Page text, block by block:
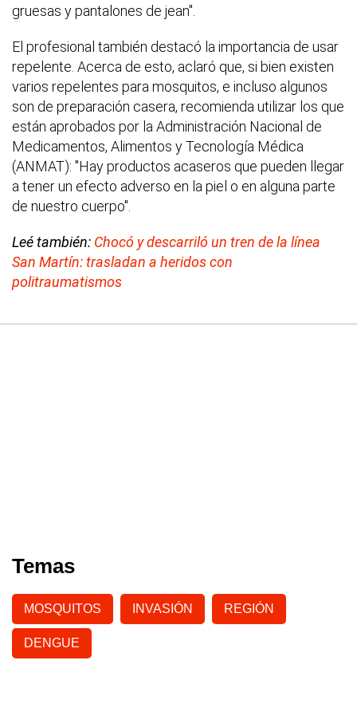
gruesas y pantalones de jean".
El profesional también destacó la importancia de usar
repelente. Acerca de esto, aclaró que, si bien existen
varios repelentes para mosquitos, e incluso algunos
son de preparación casera, recomienda utilizar los que
están aprobados por la Administración Nacional de
Medicamentos, Alimentos y Tecnología Médica
(ANMAT): "Hay productos acaseros que pueden llegar
a tener un efecto adverso en la piel o en alguna parte
de nuestro cuerpo".
Leé también: Chocó y descarriló un tren de la línea
San Martín: trasladan a heridos con
politraumatismos
Temas
MOSQUITOS INVASIÓN REGIÓN
DENGUE